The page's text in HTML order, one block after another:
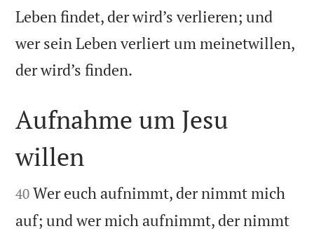
Leben findet, der wird’s verlieren; und
wer sein Leben verliert um meinetwillen,
der wird’s finden.

Aufnahme um Jesu
willen

40 Wer euch aufnimmt, der nimmt mich
auf; und wer mich aufnimmt, der nimmt